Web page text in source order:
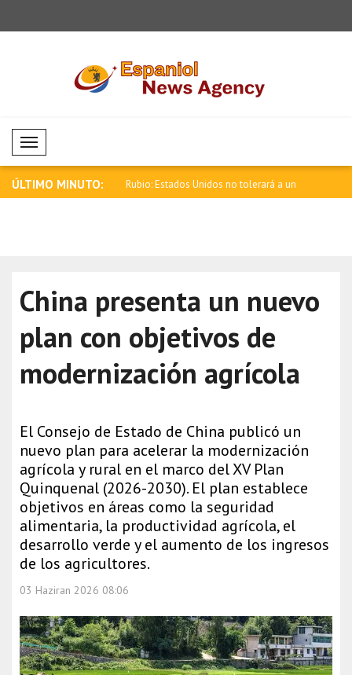
Mobil Menü
ÚLTIMO MINUTO:
a Colombia, país Rubio: Estados Unidos no tolerará a un
China presenta un nuevo
plan con objetivos de
modernización agrícola
El Consejo de Estado de China publicó un
nuevo plan para acelerar la modernización
agrícola y rural en el marco del XV Plan
Quinquenal (2026-2030). El plan establece
objetivos en áreas como la seguridad
alimentaria, la productividad agrícola, el
desarrollo verde y el aumento de los ingresos
de los agricultores.
03 Haziran 2026 08:06